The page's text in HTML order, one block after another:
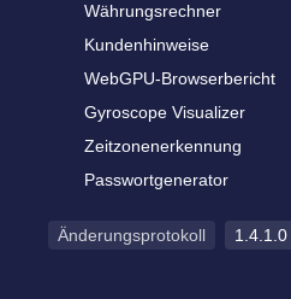
Währungsrechner
Kundenhinweise
WebGPU-Browserbericht
Gyroscope Visualizer
Zeitzonenerkennung
Passwortgenerator
Änderungsprotokoll 1.4.1.0